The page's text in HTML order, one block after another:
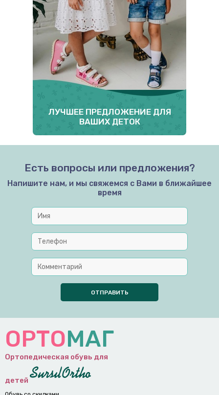
ЛУЧШЕЕ ПРЕДЛОЖЕНИЕ ДЛЯ
ВАШИХ ДЕТОК
Есть вопросы или предложения?
Напишите нам, и мы свяжемся с Вами в ближайшее
время
ОРТОМАГ
Ортопедическая обувь для
детей